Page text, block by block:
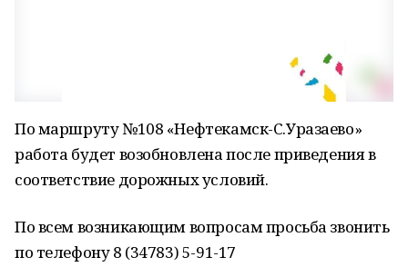
По маршруту №108 «Нефтекамск-С.Уразаево»
работа будет возобновлена после приведения в
соответствие дорожных условий.
По всем возникающим вопросам просьба звонить
по телефону 8 (34783) 5-91-17